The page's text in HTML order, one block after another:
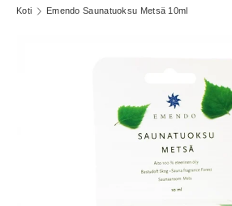
Koti Emendo Saunatuoksu Metsä 10ml